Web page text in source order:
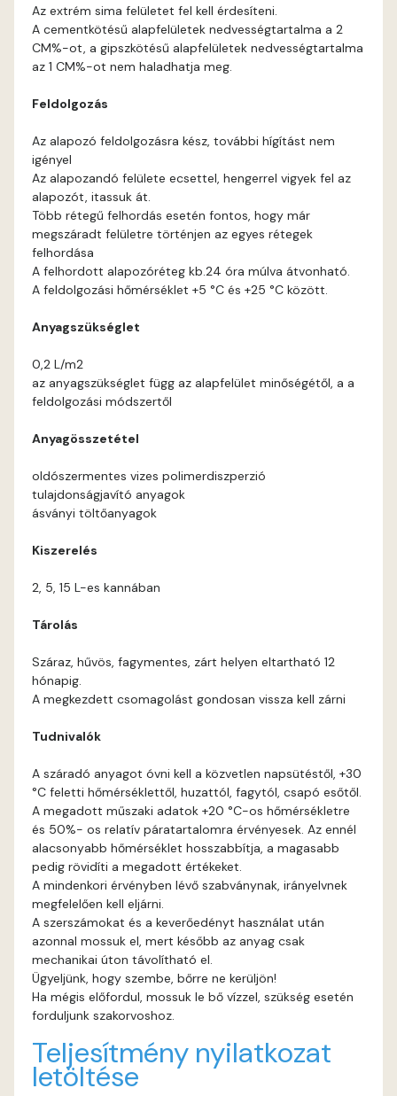
Cognac B
Coral B
Coral C
Corn B
Corn C
Fig-brown B
Fir C
Gecco-green B
Gecco-green C
Gecco-green D
Gold-yellow B
Graphit B
Az extrém sima felületet fel kell érdesíteni.
A cementkötésű alapfelületek nedvességtartalma a 2
CM%-ot, a gipszkötésű alapfelületek nedvességtartalma
az 1 CM%-ot nem haladhatja meg.
Feldolgozás
Az alapozó feldolgozásra kész, további hígítást nem
igényel
Az alapozandó felülete ecsettel, hengerrel vigyek fel az
alapozót, itassuk át.
Több rétegű felhordás esetén fontos, hogy már
megszáradt felületre történjen az egyes rétegek
felhordása
A felhordott alapozóréteg kb.24 óra múlva átvonható.
A feldolgozási hőmérséklet +5 °C és +25 °C között.
Anyagszükséglet
0,2 L/m2
az anyagszükséglet függ az alapfelület minőségétől, a a
feldolgozási módszertől
Anyagösszetétel
oldószermentes vizes polimerdiszperzió
tulajdonságjavító anyagok
ásványi töltőanyagok
Kiszerelés
2, 5, 15 L-es kannában
Tárolás
Száraz, hűvös, fagymentes, zárt helyen eltartható 12
hónapig.
A megkezdett csomagolást gondosan vissza kell zárni
Tudnivalók
A száradó anyagot óvni kell a közvetlen napsütéstől, +30
°C feletti hőmérséklettől, huzattól, fagytól, csapó esőtől.
A megadott műszaki adatok +20 °C-os hőmérsékletre
és 50%- os relatív páratartalomra érvényesek. Az ennél
alacsonyabb hőmérséklet hosszabbítja, a magasabb
pedig rövidíti a megadott értékeket.
A mindenkori érvényben lévő szabványnak, irányelvnek
megfelelően kell eljárni.
A szerszámokat és a keverőedényt használat után
azonnal mossuk el, mert később az anyag csak
mechanikai úton távolítható el.
Ügyeljünk, hogy szembe, bőrre ne kerüljön!
Ha mégis előfordul, mossuk le bő vízzel, szükség esetén
forduljunk szakorvoshoz.
Teljesítmény nyilatkozat
letöltése